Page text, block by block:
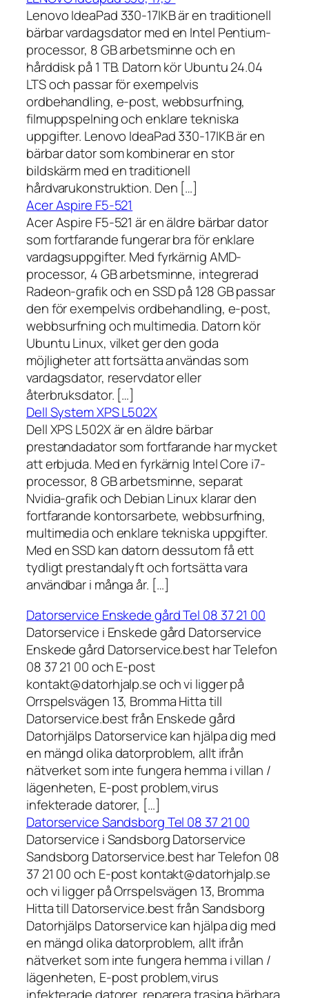
Lenovo IdeaPad 330-17IKB är en traditionell
bärbar vardagsdator med en Intel Pentium-
processor, 8 GB arbetsminne och en
hårddisk på 1 TB. Datorn kör Ubuntu 24.04
LTS och passar för exempelvis
ordbehandling, e-post, webbsurfning,
filmuppspelning och enklare tekniska
uppgifter. Lenovo IdeaPad 330-17IKB är en
bärbar dator som kombinerar en stor
bildskärm med en traditionell
hårdvarukonstruktion. Den […]
Acer Aspire F5-521
Acer Aspire F5-521 är en äldre bärbar dator
som fortfarande fungerar bra för enklare
vardagsuppgifter. Med fyrkärnig AMD-
processor, 4 GB arbetsminne, integrerad
Radeon-grafik och en SSD på 128 GB passar
den för exempelvis ordbehandling, e-post,
webbsurfning och multimedia. Datorn kör
Ubuntu Linux, vilket ger den goda
möjligheter att fortsätta användas som
vardagsdator, reservdator eller
återbruksdator. […]
Dell System XPS L502X
Dell XPS L502X är en äldre bärbar
prestandadator som fortfarande har mycket
att erbjuda. Med en fyrkärnig Intel Core i7-
processor, 8 GB arbetsminne, separat
Nvidia-grafik och Debian Linux klarar den
fortfarande kontorsarbete, webbsurfning,
multimedia och enklare tekniska uppgifter.
Med en SSD kan datorn dessutom få ett
tydligt prestandalyft och fortsätta vara
användbar i många år. […]
Datorservice Enskede gård Tel 08 37 21 00
Datorservice i Enskede gård Datorservice
Enskede gård Datorservice.best har Telefon
08 37 21 00 och E-post
kontakt@datorhjalp.se och vi ligger på
Orrspelsvägen 13, Bromma Hitta till
Datorservice.best från Enskede gård
Datorhjälps Datorservice kan hjälpa dig med
en mängd olika datorproblem, allt ifrån
nätverket som inte fungera hemma i villan /
lägenheten, E-post problem,virus
infekterade datorer, […]
Datorservice Sandsborg Tel 08 37 21 00
Datorservice i Sandsborg Datorservice
Sandsborg Datorservice.best har Telefon 08
37 21 00 och E-post kontakt@datorhjalp.se
och vi ligger på Orrspelsvägen 13, Bromma
Hitta till Datorservice.best från Sandsborg
Datorhjälps Datorservice kan hjälpa dig med
en mängd olika datorproblem, allt ifrån
nätverket som inte fungera hemma i villan /
lägenheten, E-post problem,virus
infekterade datorer, reparera trasiga bärbara